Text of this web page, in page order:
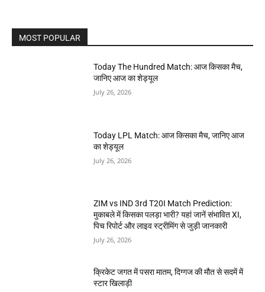
MOST POPULAR
Today The Hundred Match: आज किसका मैच,
जानिए आज का शेड्यूल
July 26, 2026
Today LPL Match: आज किसका मैच, जानिए आज
का शेड्यूल
July 26, 2026
ZIM vs IND 3rd T20I Match Prediction:
मुकाबले में किसका पलड़ा भारी? यहां जानें संभावित XI,
पिच रिपोर्ट और लाइव स्ट्रीमिंग से जुड़ी जानकारी
July 26, 2026
क्रिकेट जगत में पसरा मातम, दिग्गज की मौत से सदमें में
स्टार खिलाड़ी